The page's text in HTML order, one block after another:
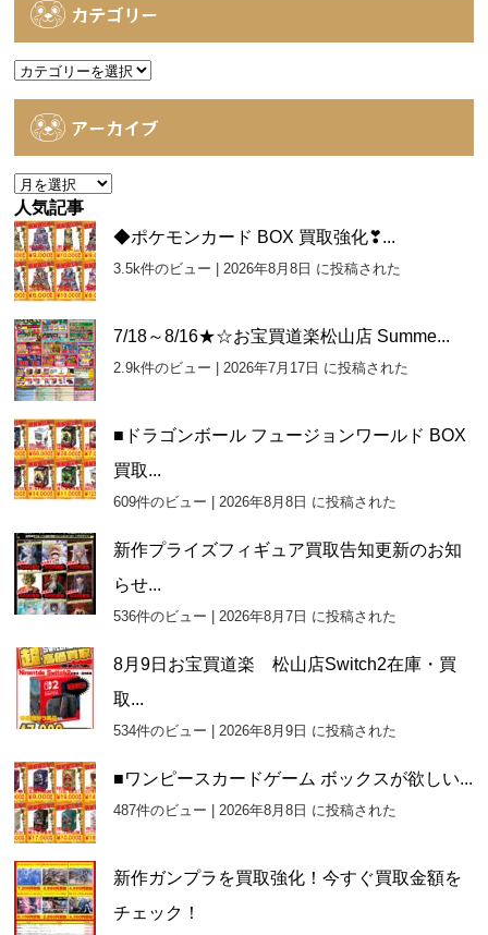
カテゴリー
カ
アーカイブ
ア
ー
カ
イ
ブ
人気記事
◆ポケモンカード BOX 買取強化❣...
3.5k件のビュー |2026年8月8日 に投稿された
7/18～8/16★☆お宝買道楽松山店 Summe...
2.9k件のビュー |2026年7月17日 に投稿された
■ドラゴンボール フュージョンワールド BOX
買取...
609件のビュー |2026年8月8日 に投稿された
新作プライズフィギュア買取告知更新のお知
らせ...
536件のビュー |2026年8月7日 に投稿された
8月9日お宝買道楽 松山店Switch2在庫・買
取...
534件のビュー |2026年8月9日 に投稿された
■ワンピースカードゲーム ボックスが欲しい...
487件のビュー |2026年8月8日 に投稿された
新作ガンプラを買取強化！今すぐ買取金額を
チェック！